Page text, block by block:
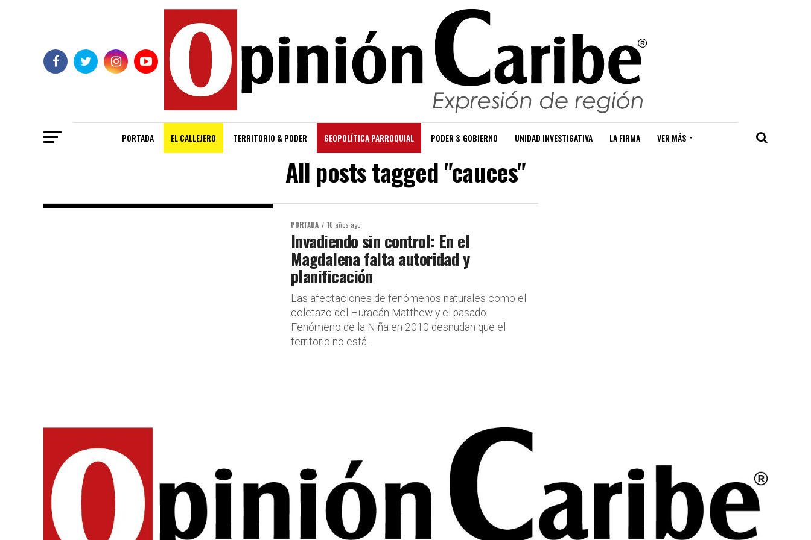
PORTADA EL CALLEJERO TERRITORIO & PODER GEOPOLÍTICA PARROQUIAL PODER & GOBIERNO UNIDAD INVESTIGATIVA LA FIRMA VER MÁS
All posts tagged "cauces"
PORTADA 10 años ago
Invadiendo sin control: En el
Magdalena falta autoridad y
planificación
Las afectaciones de fenómenos naturales como el
coletazo del Huracán Matthew y el pasado
Fenómeno de la Niña en 2010 desnudan que el
territorio no está...